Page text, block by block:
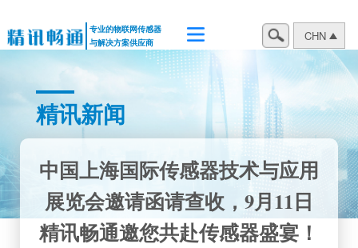
专业的物联网传感器
与解决方案供应商
CHN
精讯新闻
中国上海国际传感器技术与应用
展览会邀请函请查收，9月11日
精讯畅通邀您共赴传感器盛宴！